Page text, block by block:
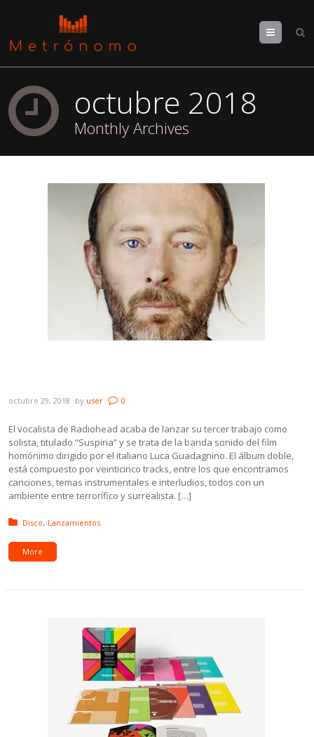
Menu
octubre 2018
Monthly Archives
octubre 29, 2018 by user 0
El vocalista de Radiohead acaba de lanzar su tercer trabajo como
solista, titulado “Suspiria” y se trata de la banda sonido del film
homónimo dirigido por el italiano Luca Guadagnino. El álbum doble,
está compuesto por veinticinco tracks, entre los que encontramos
canciones, temas instrumentales e interludios, todos con un
ambiente entre terrorífico y surrealista. […]
Posted in:
Disco Lanzamientos
More